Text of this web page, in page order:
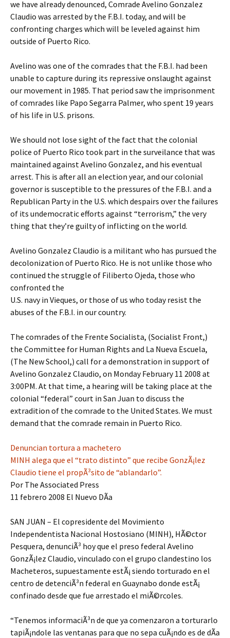
we have already denounced, Comrade Avelino Gonzalez
Claudio was arrested by the F.B.I. today, and will be
confronting charges which will be leveled against him
outside of Puerto Rico.
Avelino was one of the comrades that the F.B.I. had been
unable to capture during its repressive onslaught against
our movement in 1985. That period saw the imprisonment
of comrades like Papo Segarra Palmer, who spent 19 years
of his life in U.S. prisons.
We should not lose sight of the fact that the colonial
police of Puerto Rico took part in the surveilance that was
maintained against Avelino Gonzalez, and his eventual
arrest. This is after all an election year, and our colonial
governor is susceptible to the pressures of the F.B.I. and a
Republican Party in the U.S. which despairs over the failures
of its undemocratic efforts against “terrorism,” the very
thing that they’re guilty of inflicting on the world.
Avelino Gonzalez Claudio is a militant who has pursued the
decolonization of Puerto Rico. He is not unlike those who
continued the struggle of Filiberto Ojeda, those who
confronted the
U.S. navy in Vieques, or those of us who today resist the
abuses of the F.B.I. in our country.
The comrades of the Frente Socialista, (Socialist Front,)
the Committee for Human Rights and La Nueva Escuela,
(The New School,) call for a demonstration in support of
Avelino Gonzalez Claudio, on Monday February 11 2008 at
3:00PM. At that time, a hearing will be taking place at the
colonial “federal” court in San Juan to discuss the
extradition of the comrade to the United States. We must
demand that the comrade remain in Puerto Rico.
Denuncian tortura a machetero
MINH alega que el “trato distinto” que recibe GonzÃ¡lez
Claudio tiene el propÃ³sito de “ablandarlo”.
Por The Associated Press
11 febrero 2008 El Nuevo DÃ­a
SAN JUAN – El copresidente del Movimiento
Independentista Nacional Hostosiano (MINH), HÃ©ctor
Pesquera, denunciÃ³ hoy que el preso federal Avelino
GonzÃ¡lez Claudio, vinculado con el grupo clandestino los
Macheteros, supuestamente estÃ¡ siendo torturado en el
centro de detenciÃ³n federal en Guaynabo donde estÃ¡
confinado desde que fue arrestado el miÃ©rcoles.
“Tenemos informaciÃ³n de que ya comenzaron a torturarlo
tapiÃ¡ndole las ventanas para que no sepa cuÃ¡ndo es de dÃ­a